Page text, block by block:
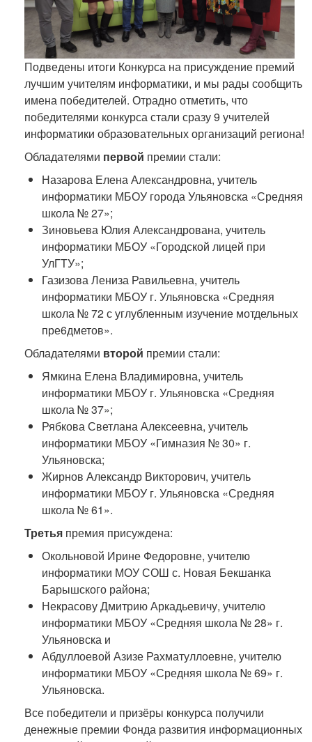
Подведены итоги Конкурса на присуждение премий
лучшим учителям информатики, и мы рады сообщить
имена победителей. Отрадно отметить, что
победителями конкурса стали сразу 9 учителей
информатики образовательных организаций региона!
Обладателями первой премии стали:
Назарова Елена Александровна, учитель
информатики МБОУ города Ульяновска «Средняя
школа № 27»;
Зиновьева Юлия Александрована, учитель
информатики МБОУ «Городской лицей при
УлГТУ»;
Газизова Лениза Равильевна, учитель
информатики МБОУ г. Ульяновска «Средняя
школа № 72 с углубленным изучение мотдельных
пре6дметов».
Обладателями второй премии стали:
Ямкина Елена Владимировна, учитель
информатики МБОУ г. Ульяновска «Средняя
школа № 37»;
Рябкова Светлана Алексеевна, учитель
информатики МБОУ «Гимназия № 30» г.
Ульяновска;
Жирнов Александр Викторович, учитель
информатики МБОУ г. Ульяновска «Средняя
школа № 61».
Третья премия присуждена:
Окольновой Ирине Федоровне, учителю
информатики МОУ СОШ с. Новая Бекшанка
Барышского района;
Некрасову Дмитрию Аркадьевичу, учителю
информатики МБОУ «Средняя школа № 28» г.
Ульяновска и
Абдуллоевой Азизе Рахматуллоевне, учителю
информатики МБОУ «Средняя школа № 69» г.
Ульяновска.
Все победители и призёры конкурса получили
денежные премии Фонда развития информационных